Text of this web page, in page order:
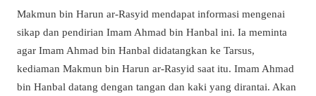
Makmun bin Harun ar-Rasyid mendapat informasi mengenai
sikap dan pendirian Imam Ahmad bin Hanbal ini. Ia meminta
agar Imam Ahmad bin Hanbal didatangkan ke Tarsus,
kediaman Makmun bin Harun ar-Rasyid saat itu. Imam Ahmad
bin Hanbal datang dengan tangan dan kaki yang dirantai. Akan